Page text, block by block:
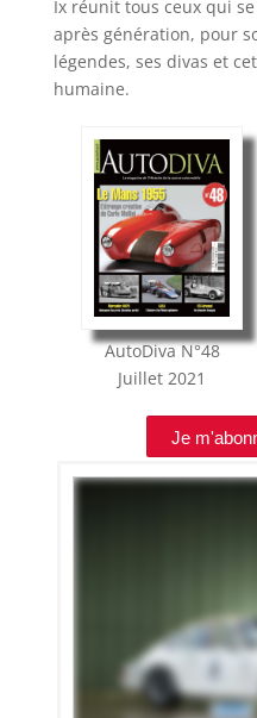
Ix réunit tous ceux qui
après génération, pour
légendes, ses divas et
humaine.
AutoDivaN°48
Juillet 2021
Je